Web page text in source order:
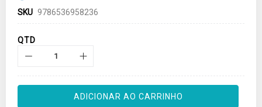
SKU 9786536958236
QTD
ADICIONAR AO CARRINHO